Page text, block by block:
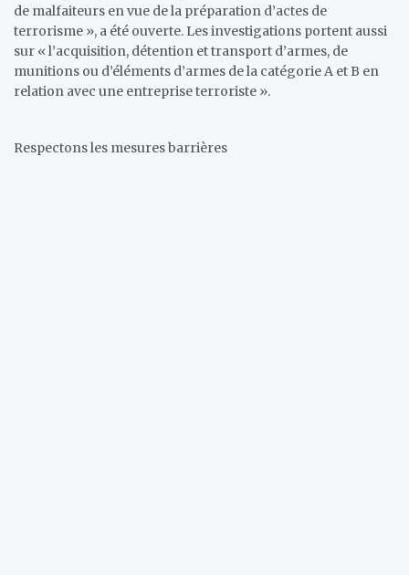
de malfaiteurs en vue de la préparation d’actes de
terrorisme », a été ouverte. Les investigations portent aussi
sur « l’acquisition, détention et transport d’armes, de
munitions ou d’éléments d’armes de la catégorie A et B en
relation avec une entreprise terroriste ».
Respectons les mesures barrières